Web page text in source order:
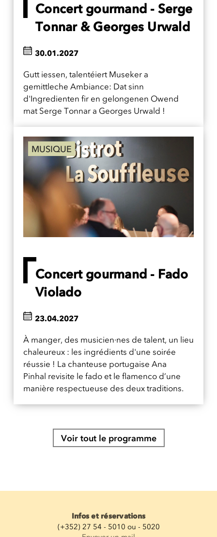
Concert gourmand - Serge
Tonnar & Georges Urwald
Gutt iessen, talentéiert Museker a
gemittleche Ambiance: Dat sinn
d'Ingredienten fir en gelongenen Owend
mat Serge Tonnar a Georges Urwald !
30.01.2027
MUSIQUE
Concert gourmand - Fado
Violado
À manger, des musicien·nes de talent, un lieu
chaleureux : les ingrédients d'une soirée
réussie ! La chanteuse portugaise Ana
Pinhal revisite le fado et le flamenco d’une
manière respectueuse des deux traditions.
23.04.2027
Voir tout le programme
Infos et réservations
(+352) 27 54 - 5010 ou - 5020